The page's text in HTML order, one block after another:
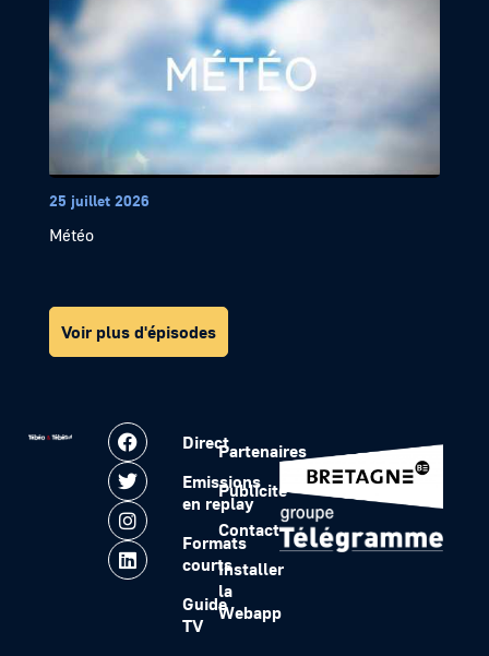
25 juillet 2026
Météo
Voir plus d'épisodes
Direct
Emissions
en replay
Formats
courts
Guide
TV
Partenaires
Publicité
Contact
Installer
la
Webapp